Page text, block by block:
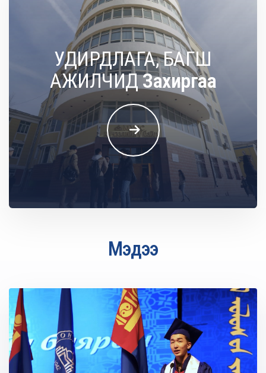
УДИРДЛАГА, БАГШ
АЖИЛЧИДОлонулсы
харилцааны тэ
Мэдээ